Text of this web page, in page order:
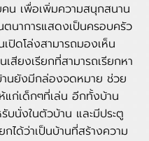
น เพื่อเพิ่มความสนุกสนาน
ตนาการแสดงเป็นครอบครัว
ดโล่งสามารถมองเห็น
เสียงเรียกที่สามารถเรียกหา
านยังมีกล่องจดหมาย ช่วย
แก่เด็กๆที่เล่น อีกทั้งบ้าน
บนั่งในตัวบ้าน และมีประตู
ได้ว่าเป็นบ้านที่สร้างความ